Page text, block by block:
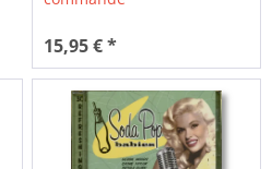
15,95 € *